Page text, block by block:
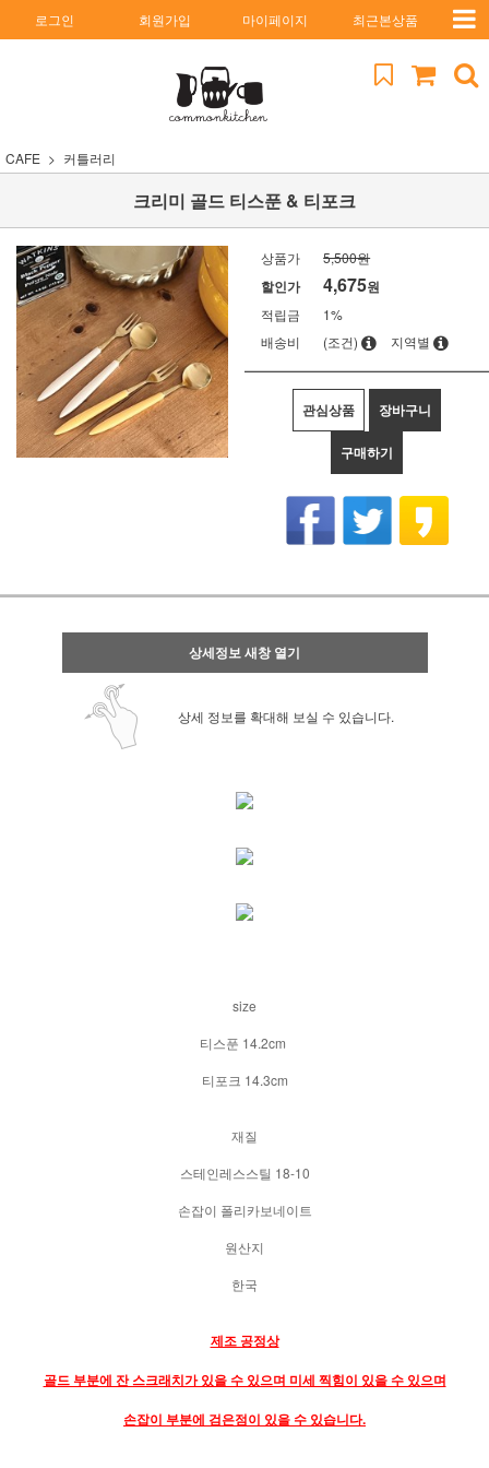
로그인 회원가입 마이페이지 최근본상품
CAFE 커틀러리
크리미 골드 티스푼 & 티포크
상품가 5,500원
할인가 4,675원
적립금
1%
배송비
(조건) 지역별
관심상품 장바구니
구매하기
상세정보 새창 열기
상세 정보를 확대해 보실 수 있습니다.
size
티스푼 14.2cm
티포크 14.3cm
재질
스테인레스스틸 18-10
손잡이 폴리카보네이트
원산지
한국
제조 공정상
골드 부분에 잔 스크래치가 있을 수 있으며 미세 찍힘이 있을 수 있으며
손잡이 부분에 검은점이 있을 수 있습니다.